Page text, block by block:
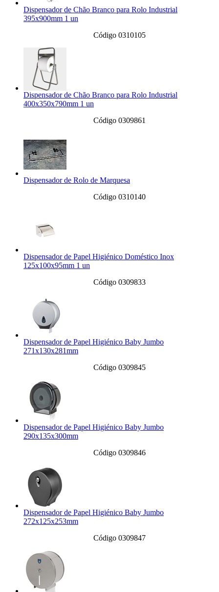
Dispensador de Chão Branco para Rolo Industrial
395x900mm 1 un
Código 0310105
Dispensador de Chão Branco para Rolo Industrial
400x350x790mm 1 un
Código 0309861
Dispensador de Rolo de Marquesa
Código 0310140
Dispensador de Papel Higiénico Doméstico Inox
125x100x95mm 1 un
Código 0309833
Dispensador de Papel Higiénico Baby Jumbo
271x130x281mm
Código 0309845
Dispensador de Papel Higiénico Baby Jumbo
290x135x300mm
Código 0309846
Dispensador de Papel Higiénico Baby Jumbo
272x125x253mm
Código 0309847